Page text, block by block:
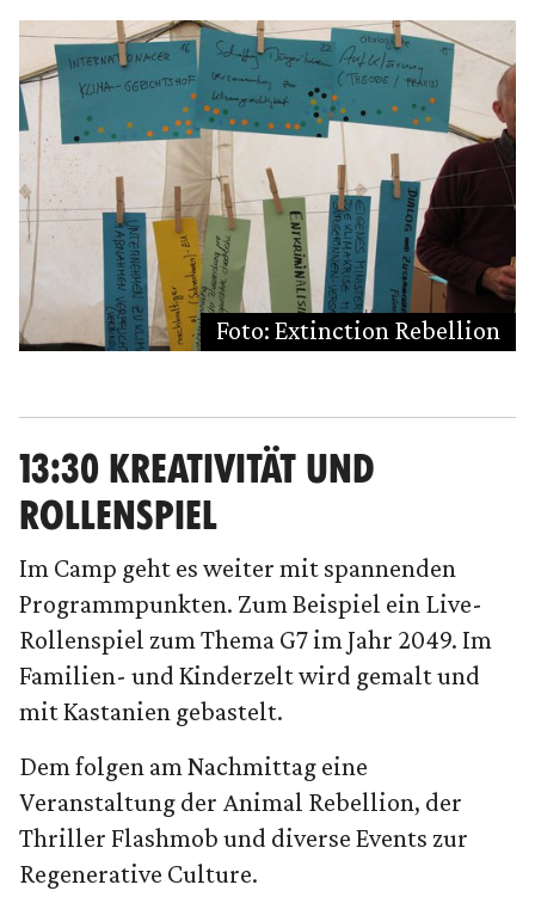
Foto: Extinction Rebellion
13:30 KREATIVITÄT UND
ROLLENSPIEL
Im Camp geht es weiter mit spannenden
Programmpunkten. Zum Beispiel ein Live-
Rollenspiel zum Thema G7 im Jahr 2049. Im
Familien- und Kinderzelt wird gemalt und
mit Kastanien gebastelt.
Dem folgen am Nachmittag eine
Veranstaltung der Animal Rebellion, der
Thriller Flashmob und diverse Events zur
Regenerative Culture.